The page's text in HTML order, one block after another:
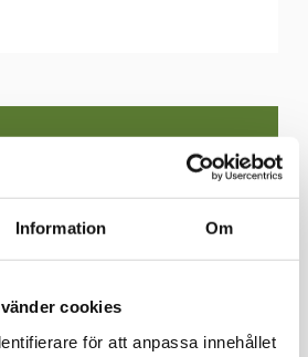
Information Om
cookies
för att anpassa innehållet